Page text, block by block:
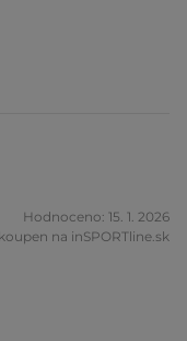
Hodnoceno: 15. 1. 2026
na inSPORTline.sk